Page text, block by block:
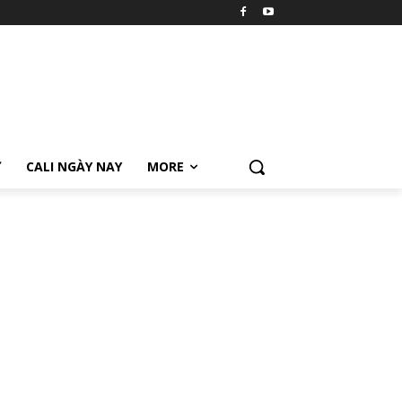
CALI NGÀY NAY MORE